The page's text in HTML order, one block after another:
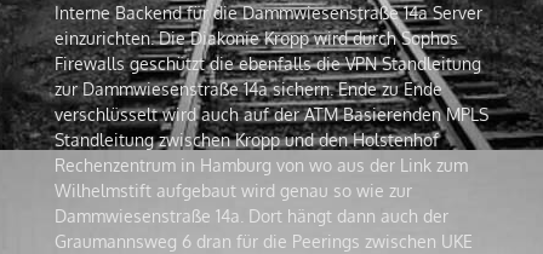
Interne Backend für die Dammwiesenstraße 14a Server
einzurichten. Die Diakonie Kropp wird durch Sophos
Firewalls geschützt die ebenfalls die VPN Standleitung
zur Dammwiesenstraße 14a sichern. Ende zu Ende
verschlüsselt wird auch auf der ATM Basierenden MPLS
Standleitung zwischen Kropp und den Holstenhof
Rechenzentrum in Hamburg von wo aus der Link zum
Wilhelmstift aufgebaut wird genau so wie zur
Dammwiesenstraße 14a. Dort hängt dann auch der
Graumannsweg 6 dran für die Peerings zwischen UKE